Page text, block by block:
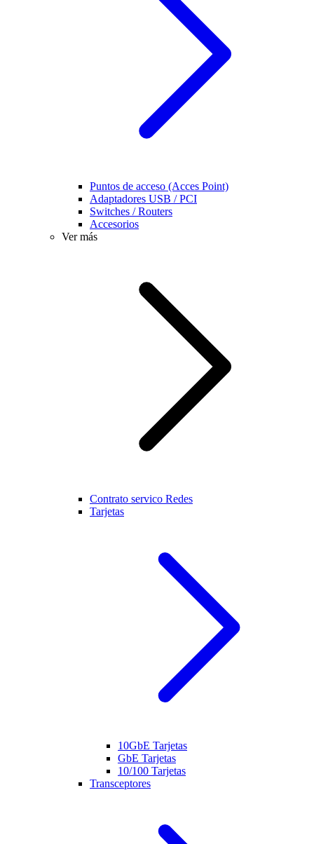
Puntos de acceso (Acces Point)
Adaptadores USB / PCI
Switches / Routers
Accesorios
Ver más
Contrato servico Redes
Tarjetas
10GbE Tarjetas
GbE Tarjetas
10/100 Tarjetas
Transceptores